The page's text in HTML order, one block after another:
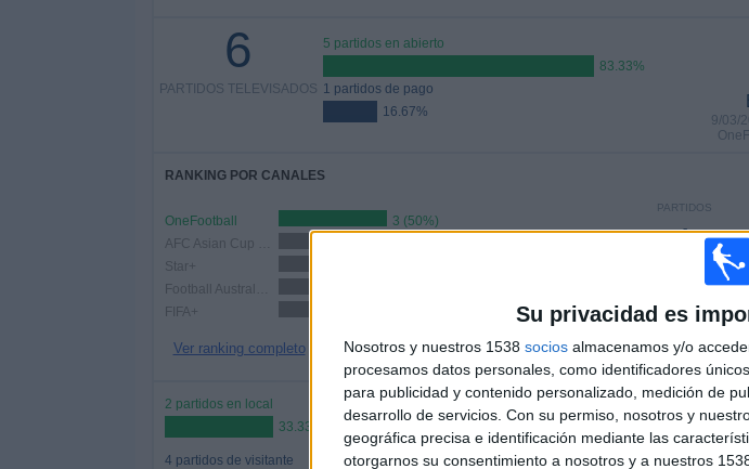
Su privacidad es
Nosotros y nuestros 1538 socios almacenamos y/o
procesamos datos personales, como identificadores
para publicidad y contenido personalizado, medición de
desarrollo de servicios. Con su permiso, nosotros y
geográfica precisa e identificación mediante las
otorgarnos su consentimiento a nosotros y a nuestros
6
PARTIDOS TELEVISADOS
5 partidos en abierto
83.33%
1 partidos de pago
16.67%
9/03/
RANKING POR CANALES
OneFootball
3 (50%)
Star+
FIFA+
Ver ranking completo
PARTIDOS
1
CONSECUTIVOS
DE PAGO
2 partidos en local
33.33%
4 partidos de visitante
3